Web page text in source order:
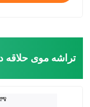
تراشه موی حلاقه